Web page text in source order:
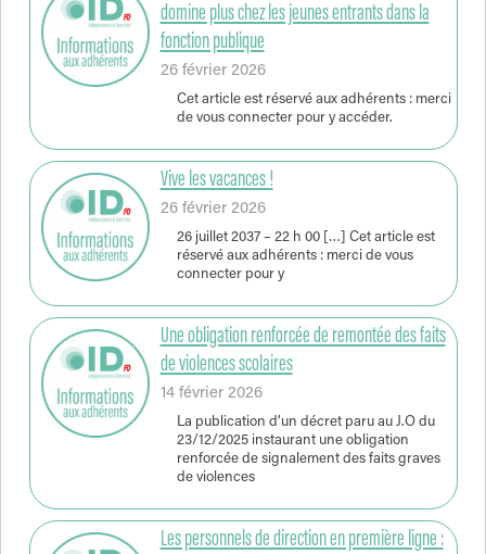
domine plus chez les jeunes entrants dans la
fonction publique
26 février 2026
Cet article est réservé aux adhérents : merci
de vous connecter pour y accéder.
Vive les vacances !
26 février 2026
26 juillet 2037 – 22 h 00 […] Cet article est
réservé aux adhérents : merci de vous
connecter pour y
Une obligation renforcée de remontée des faits
de violences scolaires
14 février 2026
La publication d’un décret paru au J.O du
23/12/2025 instaurant une obligation
renforcée de signalement des faits graves
de violences
Les personnels de direction en première ligne :